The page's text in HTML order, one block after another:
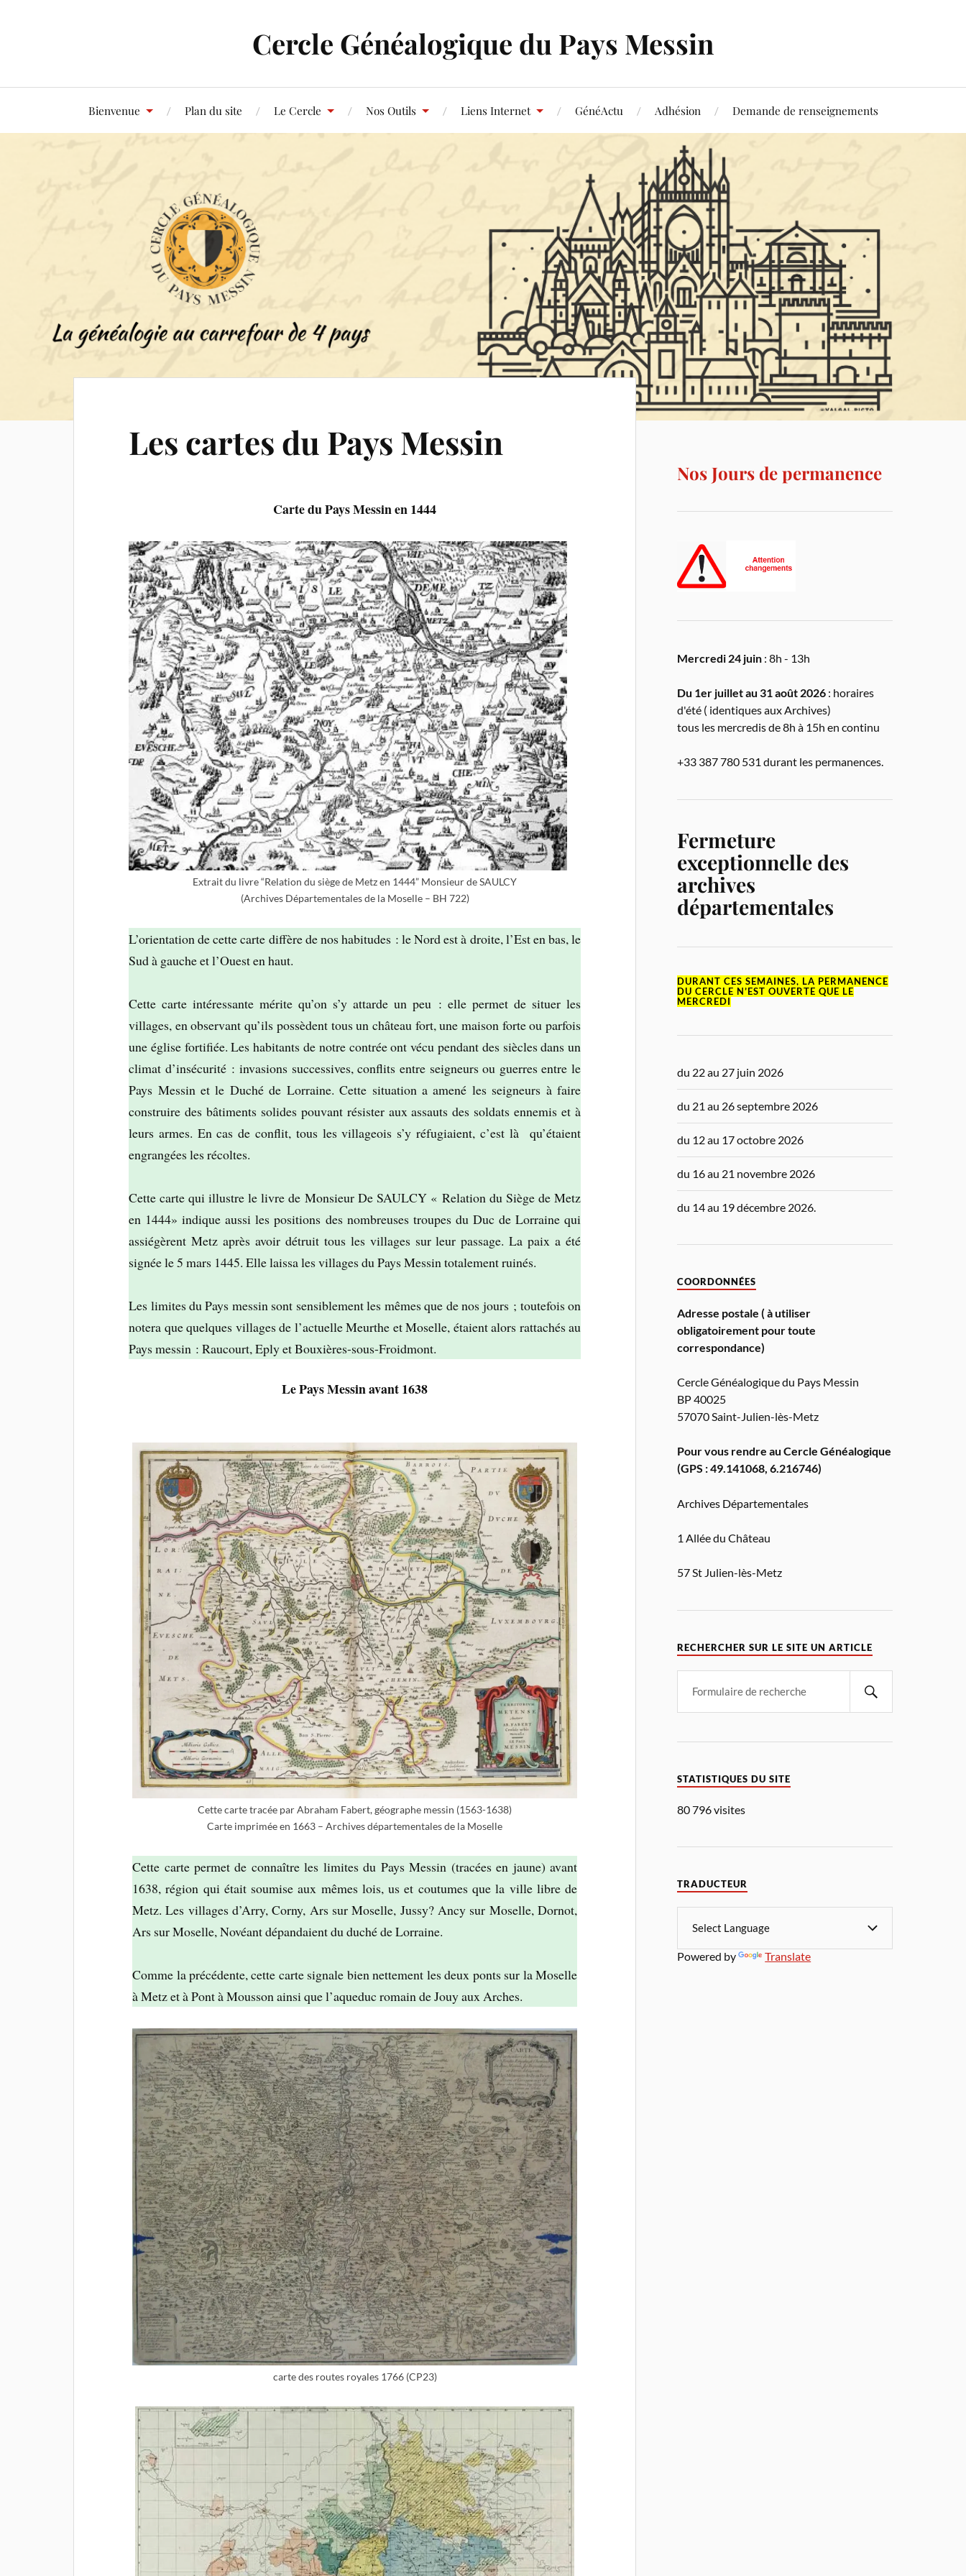
Cercle Généalogique du Pays Messin
Bienvenue Plan du site Le Cercle Nos Outils Liens Internet GénéActu Adhésion Demande de renseignements
Les cartes du Pays Messin
Carte du Pays Messin en 1444
Extrait du livre “Relation du siège de Metz en 1444” Monsieur de SAULCY
(Archives Départementales de la Moselle – BH 722)
L’orientation de cette carte diffère de nos habitudes : le Nord est à droite, l’Est en bas, le
Sud à gauche et l’Ouest en haut.
Cette carte intéressante mérite qu’on s’y attarde un peu : elle permet de situer les
villages, en observant qu’ils possèdent tous un château fort, une maison forte ou parfois
une église fortifiée. Les habitants de notre contrée ont vécu pendant des siècles dans un
climat d’insécurité : invasions successives, conflits entre seigneurs ou guerres entre le
Pays Messin et le Duché de Lorraine. Cette situation a amené les seigneurs à faire
construire des bâtiments solides pouvant résister aux assauts des soldats ennemis et à
leurs armes. En cas de conflit, tous les villageois s’y réfugiaient, c’est là qu’étaient
engrangées les récoltes.
Cette carte qui illustre le livre de Monsieur De SAULCY « Relation du Siège de Metz
en 1444» indique aussi les positions des nombreuses troupes du Duc de Lorraine qui
assiégèrent Metz après avoir détruit tous les villages sur leur passage. La paix a été
signée le 5 mars 1445. Elle laissa les villages du Pays Messin totalement ruinés.
Les limites du Pays messin sont sensiblement les mêmes que de nos jours ; toutefois on
notera que quelques villages de l’actuelle Meurthe et Moselle, étaient alors rattachés au
Pays messin : Raucourt, Eply et Bouxières-sous-Froidmont.
Le Pays Messin avant 1638
Cette carte tracée par Abraham Fabert, géographe messin (1563-1638)
Carte imprimée en 1663 – Archives départementales de la Moselle
Cette carte permet de connaître les limites du Pays Messin (tracées en jaune) avant
1638, région qui était soumise aux mêmes lois, us et coutumes que la ville libre de
Metz. Les villages d’Arry, Corny, Ars sur Moselle, Jussy? Ancy sur Moselle, Dornot,
Ars sur Moselle, Novéant dépandaient du duché de Lorraine.
Comme la précédente, cette carte signale bien nettement les deux ponts sur la Moselle
à Metz et à Pont à Mousson ainsi que l’aqueduc romain de Jouy aux Arches.
carte des routes royales 1766 (CP23)
Nos Jours de permanence
Mercredi 24 juin : 8h - 13h
Du 1er juillet au 31 août 2026 : horaires
d'été ( identiques aux Archives)
tous les mercredis de 8h à 15h en continu
+33 387 780 531 durant les permanences.
Fermeture
exceptionnelle des
archives
départementales
DURANT CES SEMAINES, LA PERMANENCE
DU CERCLE N’EST OUVERTE QUE LE
MERCREDI
du 22 au 27 juin 2026
du 21 au 26 septembre 2026
du 12 au 17 octobre 2026
du 16 au 21 novembre 2026
du 14 au 19 décembre 2026.
COORDONNÉES
Adresse postale ( à utiliser
obligatoirement pour toute
correspondance)
Cercle Généalogique du Pays Messin
BP 40025
57070 Saint-Julien-lès-Metz
Pour vous rendre au Cercle Généalogique
(GPS : 49.141068, 6.216746)
Archives Départementales
1 Allée du Château
57 St Julien-lès-Metz
RECHERCHER SUR LE SITE UN ARTICLE
STATISTIQUES DU SITE
80 796 visites
TRADUCTEUR
Powered by Translate